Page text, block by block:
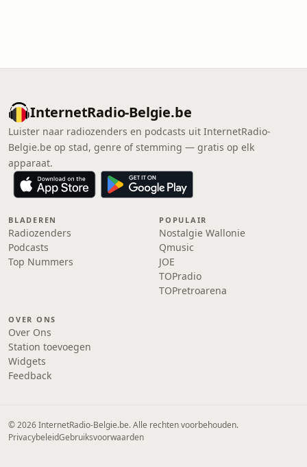
InternetRadio-Belgie.be
Luister naar radiozenders en podcasts uit InternetRadio-
Belgie.be op stad, genre of stemming — gratis op elk
apparaat.
BLADEREN
Radiozenders
Podcasts
Top Nummers
POPULAIR
Nostalgie Wallonie
Qmusic
JOE
TOPradio
TOPretroarena
OVER ONS
Over Ons
Station toevoegen
Widgets
Feedback
© 2026 InternetRadio-Belgie.be. Alle rechten voorbehouden.
PrivacybeleidGebruiksvoorwaarden